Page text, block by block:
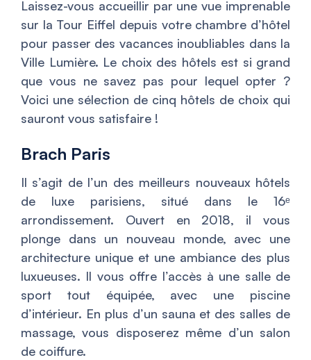
Laissez-vous accueillir par une vue imprenable
sur la Tour Eiffel depuis votre chambre d’hôtel
pour passer des vacances inoubliables dans la
Ville Lumière. Le choix des hôtels est si grand
que vous ne savez pas pour lequel opter ?
Voici une sélection de cinq hôtels de choix qui
sauront vous satisfaire !
Brach Paris
Il s’agit de l’un des meilleurs nouveaux hôtels
de luxe parisiens, situé dans le 16ᵉ
arrondissement. Ouvert en 2018, il vous
plonge dans un nouveau monde, avec une
architecture unique et une ambiance des plus
luxueuses. Il vous offre l’accès à une salle de
sport tout équipée, avec une piscine
d’intérieur. En plus d’un sauna et des salles de
massage, vous disposerez même d’un salon
de coiffure.